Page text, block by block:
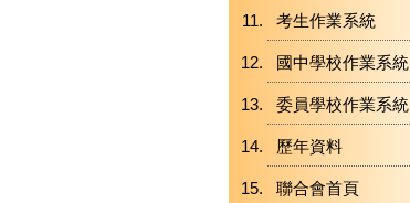
考生作業系統
國中學校作業系統
委員學校作業系統
歷年資料
聯合會首頁